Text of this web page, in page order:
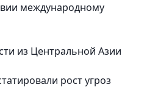
международному
из Центральной Азии
рост угроз